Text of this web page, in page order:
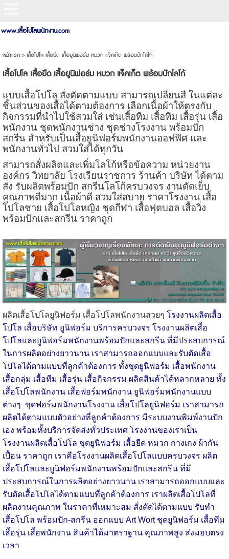
www.เสื้อโปโลพนักงาน.com
หน้าแรก> เสื้อโปโล เสื้อยืด เสื้อยูนิฟอร์ม หมวก แจ็คเก็ต พร้อมปักโลโก้
เสื้อโปโล เสื้อยืด เสื้อยูนิฟอร์ม หมวก แจ็คเก็ต พร้อมปักโลโก้
แบบเสื้อโปโล สั่งตัดตามแบบ สามารถเปลี่ยนสี ในแต่ละ
ชิ้นส่วนของเสื้อได้ตามต้องการ เลือกเนื้อผ้าให้ตรงกับ
กิจกรรมที่นำไปใช้สวมใส่ เช่นเสื้อทีม เสื้อทีม เสื้อรุ่น เสื้อ
พนักงาน ชุดพนักงานช่าง ชุดช่างโรงงาน พร้อมปัก
สกรีน สำหรับเป็นเสื้อยูนิฟอร์มพนักงานออฟฟิศ และ
พนักงานทั่วไป สวมใส่ได้ทุกวัน
สามารถสั่งผลิตและเพิ่มโลโก้หรือข้อความ หน่วยงาน
องค์กร วิทยาลัย โรงเรียนราชการ ร้านค้า บริษัท ได้ตาม
สั่ง รับผลิตพร้อมปัก สกรีนโลโก้ครบวงจร งานตัดเย็บ
คุณภาพดีมาก เนื้อผ้าดี สวมใส่สบาย ราคาโรงงาน เสื้อ
โปโลชาย เสื้อโปโลหญิง ชุดกีฬา เสื้อฟุตบอล เสื้อวิ่ง
พร้อมปักและสกรีน ราคาถูก
ผลิตเสื้อโปโลยูนิฟอร์ม เสื้อโปโลพนักงานสวยๆ โรงงานผลิตเสื้อ
โปโล เสื้อบริษัท ยูนิฟอร์ม บริการครบวงจร โรงงานผลิตเสื้อ
โปโลและยูนิฟอร์มพนักงานพร้อมปักและสกรีน ที่มีประสบการณ์
ในการผลิตอย่างยาวนาน เราสามารถออกแบบและรับตัดเสื้อ
โปโลได้ตามแบบที่ลูกค้าต้องการ ทั้งชุดยูนิฟอร์ม เสื้อพนักงาน
เสื้อกลุ่ม เสื้อทีม เสื้อรุ่น เสื้อกิจกรรม ผลิตสินค้าได้หลากหลาย ทั้ง
เสื้อโปโลพนักงาน เสื้อฟอร์มพนักงาน ยูนิฟอร์มพนักงานแบบ
ต่างๆ ชุดฟอร์มพนักงานโรงงาน เสื้อโปโลยูนิฟอร์ม เราสามารถ
ผลิตได้ตามแบบตัวอย่างที่ลูกค้าต้องการ มีระบบงานพิมพ์งานปัก
เอง พร้อมทั้งบริการจัดส่งทั่วประเทศ โรงงานของเราเป็น
โรงงานผลิตเสื้อโปโล ชุดยูนิฟอร์ม เสื้อยืด หมวก กางเกง ผ้ากัน
เปื้อน ราคาถูก เราคือโรงงานผลิตเสื้อโปโลแบบครบวงจร ผลิต
เสื้อโปโลและยูนิฟอร์มพนักงานพร้อมปักและสกรีน ที่มี
ประสบการณ์ในการผลิตอย่างยาวนาน เราสามารถออกแบบและ
รับตัดเสื้อโปโลได้ตามแบบที่ลูกค้าต้องการ เราผลิตเสื้อโปโลที่
ผลิตงานคุณภาพ ในราคาที่เหมาะสม สั่งตัดได้ตามแบบ รับทำ
เสื้อโปโล พร้อมปัก-สกรีน ออกแบบ Art Wort ชุดยูนิฟอร์ม เสื้อทีม
เสื้อรุ่น เสื้อพนักงาน สินค้าได้มาตราฐาน คุณภาพสูง ส่งมอบตรง
เวลา